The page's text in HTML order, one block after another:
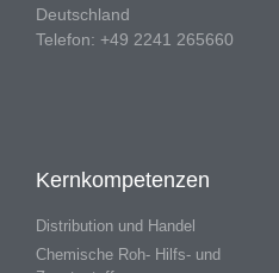
Deutschland
Telefon: +49 2241 265660
Kernkompetenzen
Distribution und Handel
Chemische Roh- Hilfs- und